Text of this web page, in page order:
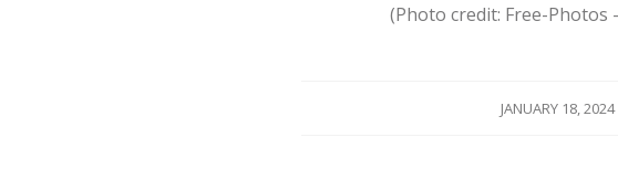
(Photo credit: Free-Photos
JANUARY 18, 2024
/